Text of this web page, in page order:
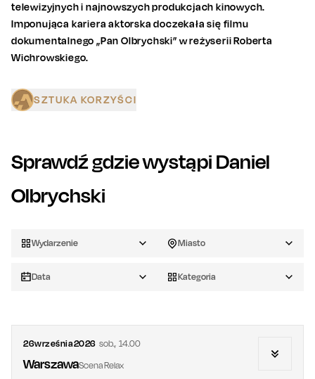
telewizyjnych i najnowszych produkcjach kinowych.
Imponująca kariera aktorska doczekała się filmu
dokumentalnego „Pan Olbrychski” w reżyserii Roberta
Wichrowskiego.
SZTUKA KORZYŚCI
Sprawdź gdzie wystąpi Daniel
Olbrychski
Wydarzenie Miasto
Data Kategoria
26września2026 sob., 14.00
WarszawaScena Relax